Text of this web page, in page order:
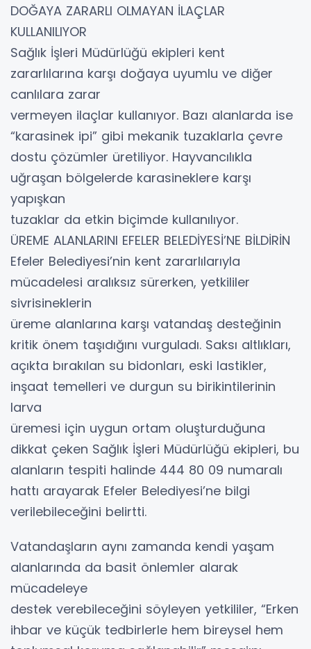
DOĞAYA ZARARLI OLMAYAN İLAÇLAR
KULLANILIYOR
Sağlık İşleri Müdürlüğü ekipleri kent
zararlılarına karşı doğaya uyumlu ve diğer
canlılara zarar
vermeyen ilaçlar kullanıyor. Bazı alanlarda ise
“karasinek ipi” gibi mekanik tuzaklarla çevre
dostu çözümler üretiliyor. Hayvancılıkla
uğraşan bölgelerde karasineklere karşı
yapışkan
tuzaklar da etkin biçimde kullanılıyor.
ÜREME ALANLARINI EFELER BELEDİYESİ’NE BİLDİRİN
Efeler Belediyesi’nin kent zararlılarıyla
mücadelesi aralıksız sürerken, yetkililer
sivrisineklerin
üreme alanlarına karşı vatandaş desteğinin
kritik önem taşıdığını vurguladı. Saksı altlıkları,
açıkta bırakılan su bidonları, eski lastikler,
inşaat temelleri ve durgun su birikintilerinin
larva
üremesi için uygun ortam oluşturduğuna
dikkat çeken Sağlık İşleri Müdürlüğü ekipleri, bu
alanların tespiti halinde 444 80 09 numaralı
hattı arayarak Efeler Belediyesi’ne bilgi
verilebileceğini belirtti.
Vatandaşların aynı zamanda kendi yaşam
alanlarında da basit önlemler alarak
mücadeleye
destek verebileceğini söyleyen yetkililer, “Erken
ihbar ve küçük tedbirlerle hem bireysel hem